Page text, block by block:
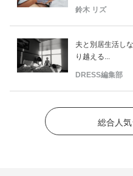
鈴木 リズ
夫と別居生活し
り越える...
DRESS編集部
総合人